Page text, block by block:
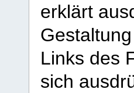
erklärt
Links des
sich